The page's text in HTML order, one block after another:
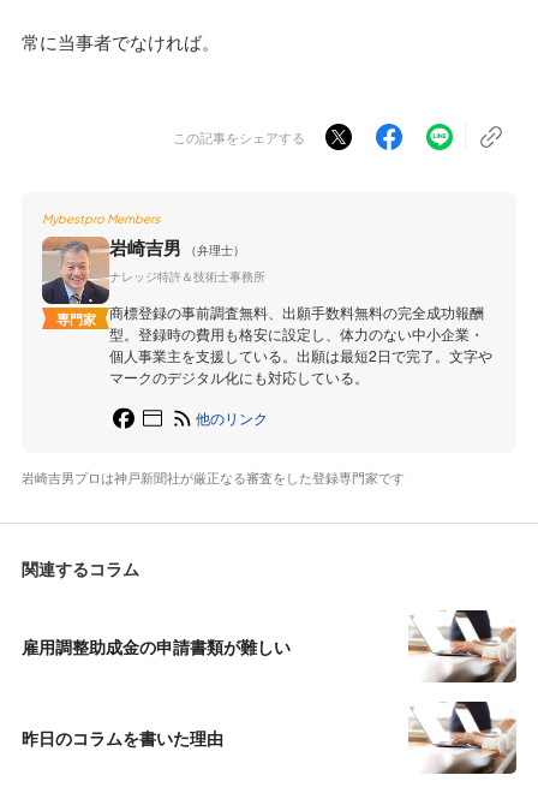
常に当事者でなければ。
この記事をシェアする
Mybestpro Members
専門家
岩崎吉男
（弁理士）
ナレッジ特許＆技術士事務所
商標登録の事前調査無料、出願手数料無料の完全成功報酬
型。登録時の費用も格安に設定し、体力のない中小企業・
個人事業主を支援している。出願は最短2日で完了。文字や
マークのデジタル化にも対応している。
他のリンク
岩崎吉男プロは神戸新聞社が厳正なる審査をした登録専門家です
関連するコラム
雇用調整助成金の申請書類が難しい
昨日のコラムを書いた理由